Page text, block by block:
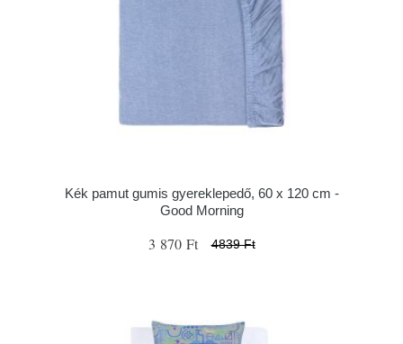
Kék pamut gumis gyereklepedő, 60 x 120 cm -
Good Morning
3 870 Ft 4839 Ft